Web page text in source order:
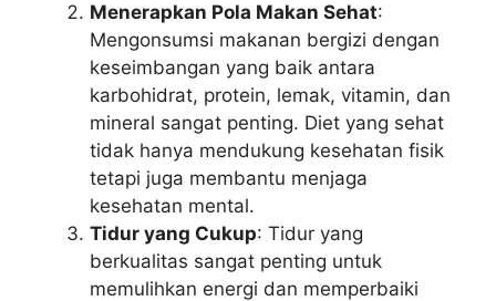
Menerapkan Pola Makan Sehat:
Mengonsumsi makanan bergizi dengan
keseimbangan yang baik antara
karbohidrat, protein, lemak, vitamin, dan
mineral sangat penting. Diet yang sehat
tidak hanya mendukung kesehatan fisik
tetapi juga membantu menjaga
kesehatan mental.
Tidur yang Cukup: Tidur yang
berkualitas sangat penting untuk
memulihkan energi dan memperbaiki